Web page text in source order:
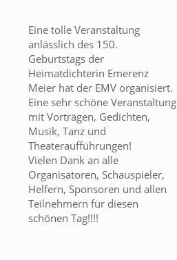
Eine tolle Veranstaltung
anlässlich des 150.
Geburtstags der
Heimatdichterin Emerenz
Meier hat der EMV organisiert.
Eine sehr schöne Veranstaltung
mit Vorträgen, Gedichten,
Musik, Tanz und
Theateraufführungen!
Vielen Dank an alle
Organisatoren, Schauspieler,
Helfern, Sponsoren und allen
Teilnehmern für diesen
schönen Tag!!!!